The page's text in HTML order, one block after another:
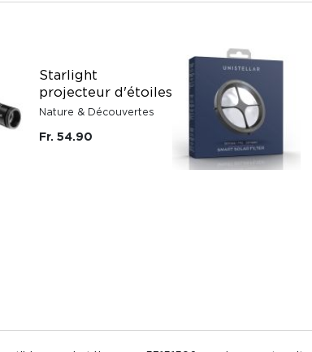
Starlight
projecteur d'étoiles
Nature & Découvertes
Fr. 54.90